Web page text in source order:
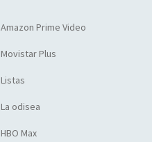
Amazon Prime Video
Movistar Plus
Listas
La odisea
HBO Max